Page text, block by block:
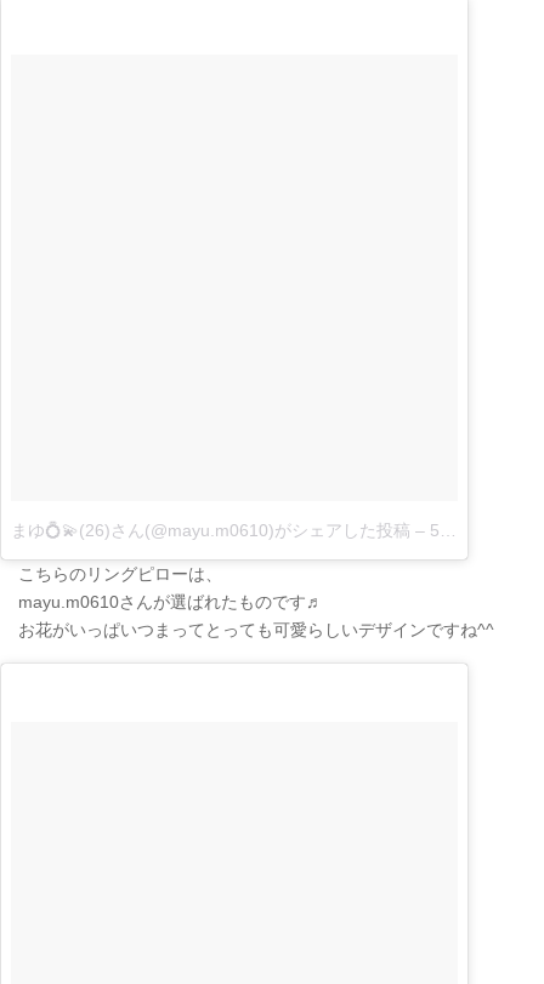
まゆ💍💫(26)さん(@mayu.m0610)がシェアした投稿 – 5月 31, 2017 at 7:21午前 PDT
こちらのリングピローは、
mayu.m0610さんが選ばれたものです♬
お花がいっぱいつまってとっても可愛らしいデザインですね^^